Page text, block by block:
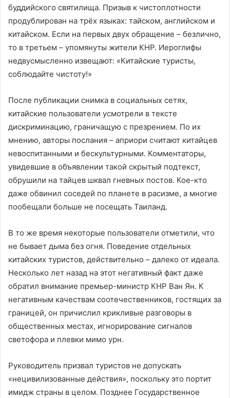
буддийского святилища. Призыв к чистоплотности
продублирован на трёх языках: тайском, английском и
китайском. Если на первых двух обращение – безлично,
то в третьем – упомянуты жители КНР. Иероглифы
недвусмысленно извещают: «Китайские туристы,
соблюдайте чистоту!»
После публикации снимка в социальных сетях,
китайские пользователи усмотрели в тексте
дискриминацию, граничащую с презрением. По их
мнению, авторы послания – априори считают китайцев
невоспитанными и бескультурными. Комментаторы,
увидевшие в объявлении такой скрытый подтекст,
обрушили на тайцев шквал гневных постов. Кое-кто
даже обвинил соседей по планете в расизме, а многие
пообещали больше не посещать Таиланд.
В то же время некоторые пользователи отметили, что
не бывает дыма без огня. Поведение отдельных
китайских туристов, действительно – далеко от идеала.
Несколько лет назад на этот негативный факт даже
обратил внимание премьер-министр КНР Ван Ян. К
негативным качествам соотечественников, гостящих за
границей, он причислил крикливые разговоры в
общественных местах, игнорирование сигналов
светофора и плевки мимо урн.
Руководитель призвал туристов не допускать
«нецивилизованные действия», поскольку это портит
имидж страны в целом. Позднее Государственное